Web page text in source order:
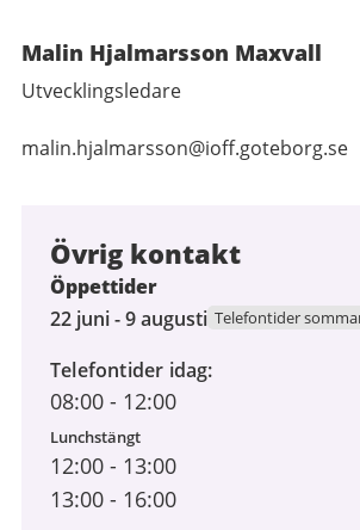
Malin Hjalmarsson Maxvall
Utvecklingsledare
malin.hjalmarsson@ioff.goteborg.se
Övrig kontakt
Öppettider
22
2026
till
9
augusti
2026
22 juni - 9 augusti Telefontider
Telefontider idag
08:00 - 12:00
12:00 - 13:00
Lunchstängt
13:00 - 16:00